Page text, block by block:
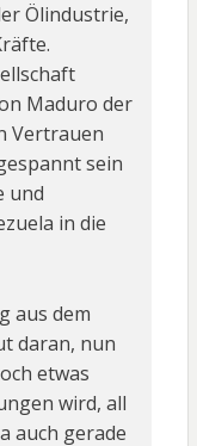
Ölindustrie,
Maduro der
Vertrauen
sein
und
in die
aus dem
daran, nun
etwas
wird, all
auch gerade